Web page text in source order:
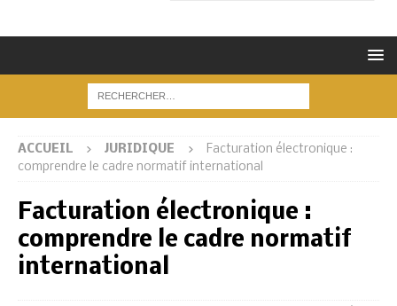
ACCUEIL JURIDIQUE
Facturation électronique :
comprendre le cadre normatif international
Facturation électronique :
comprendre le cadre normatif
international